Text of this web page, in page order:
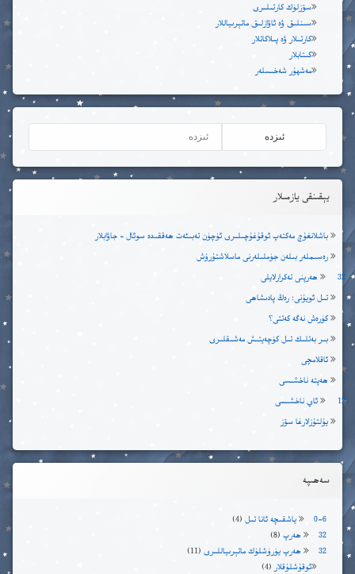
سۆزلۈك كارتىلىرى
سىنلىق ۋە ئاۋازلىق ماتېرىياللار
كارتىلار ۋە پىلاكاتلار
كىتابلار
مەشھۇر شەخىسلەر
يېقىنقى يازمىلار
باشلانغۇچ مەكتەپ ئوقۇغۇچىلىرى ئۈچۈن تەبىئەت ھەققىدە سوئال – جاۋابلار
رەسىملەر بىلەن جۈملىلەرنى ماسلاشتۇرۇش
32 ھەرپنى تەكرارلايلى
تىل ئويۇنى: رەڭ پادىشاھى
كۈرەش نەگە كەتتى؟
بىر بەتلىك تىل كۈچەيتىش مەشىقلىرى
ئاقلامچى
ھەپتە ناخشىسى
12 ئاي ناخشىسى
يۇلتۇزلارغا سۆز
سەھىپە
0-6 ياشقىچە ئانا تىل
(4)
32 ھەرپ
(8)
32 ھەرپ يۈرۈشلۈك ماتېرىياللىرى
(11)
ئوقۇشلۇقلار (4)